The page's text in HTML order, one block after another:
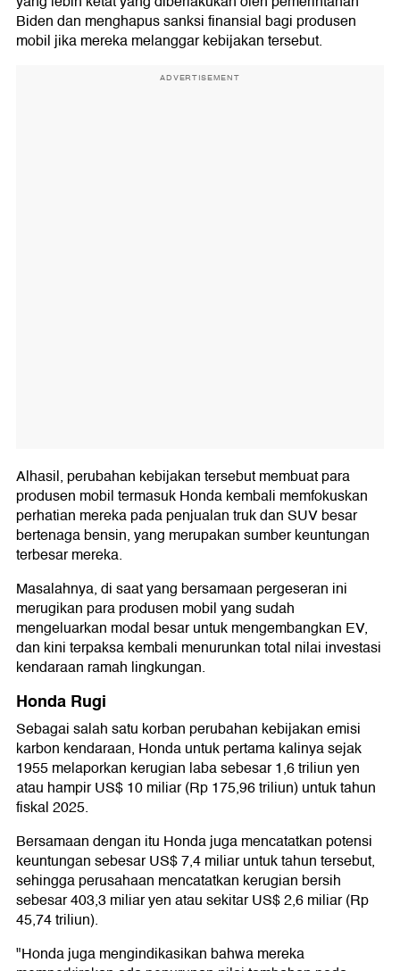
Biden dan menghapus sanksi finansial bagi produsen
mobil jika mereka melanggar kebijakan tersebut.
ADVERTISEMENT
Alhasil, perubahan kebijakan tersebut membuat para
produsen mobil termasuk Honda kembali memfokuskan
perhatian mereka pada penjualan truk dan SUV besar
bertenaga bensin, yang merupakan sumber keuntungan
terbesar mereka.
Masalahnya, di saat yang bersamaan pergeseran ini
merugikan para produsen mobil yang sudah
mengeluarkan modal besar untuk mengembangkan EV,
dan kini terpaksa kembali menurunkan total nilai investasi
kendaraan ramah lingkungan.
Honda Rugi
Sebagai salah satu korban perubahan kebijakan emisi
karbon kendaraan, Honda untuk pertama kalinya sejak
1955 melaporkan kerugian laba sebesar 1,6 triliun yen
atau hampir US$ 10 miliar (Rp 175,96 triliun) untuk tahun
fiskal 2025.
Bersamaan dengan itu Honda juga mencatatkan potensi
keuntungan sebesar US$ 7,4 miliar untuk tahun tersebut,
sehingga perusahaan mencatatkan kerugian bersih
sebesar 403,3 miliar yen atau sekitar US$ 2,6 miliar (Rp
45,74 triliun).
"Honda juga mengindikasikan bahwa mereka